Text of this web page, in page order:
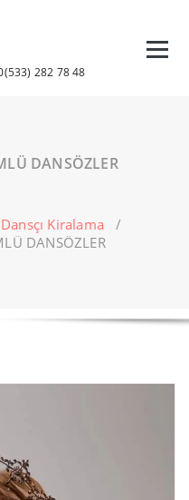
282 78 48
DANSÖZLER
Kiralama /
DANSÖZLER